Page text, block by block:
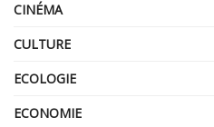
CINÉMA
CULTURE
ECOLOGIE
ECONOMIE